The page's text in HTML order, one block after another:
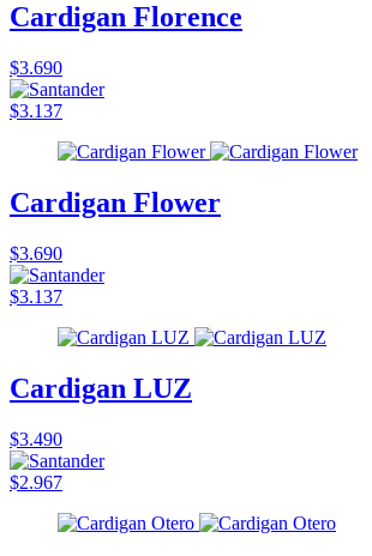
Cardigan Florence
$3.690
$3.137
Cardigan Flower
$3.690
$3.137
Cardigan LUZ
$3.490
$2.967